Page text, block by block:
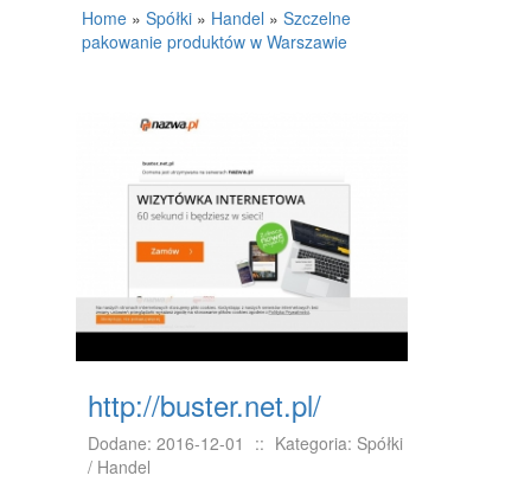
MATERIAŁY BUDOWLANE
KLIMATYZACJA I WENTYLACJA
NIERUCHOMOŚCI, DZIAŁKI
DOMY, MIESZKANIA
WYKSZTAŁCENIE
PLACÓWKI EDUKACYJNE
KURSY JĘZYKOWE
KURSY I SZKOLENIA
Home » Spółki » Handel » Szczelne
pakowanie produktów w Warszawie
http://buster.net.pl/
Dodane: 2016-12-01 :: Kategoria: Spółki
/ Handel